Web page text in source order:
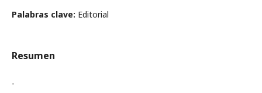
Palabras clave: Editorial
Resumen
-